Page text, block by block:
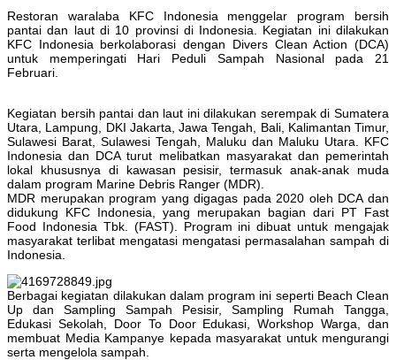
Restoran waralaba KFC Indonesia menggelar program bersih
pantai dan laut di 10 provinsi di Indonesia. Kegiatan ini dilakukan
KFC Indonesia berkolaborasi dengan Divers Clean Action (DCA)
untuk memperingati Hari Peduli Sampah Nasional pada 21
Februari.
Kegiatan bersih pantai dan laut ini dilakukan serempak di Sumatera
Utara, Lampung, DKI Jakarta, Jawa Tengah, Bali, Kalimantan Timur,
Sulawesi Barat, Sulawesi Tengah, Maluku dan Maluku Utara. KFC
Indonesia dan DCA turut melibatkan masyarakat dan pemerintah
lokal khususnya di kawasan pesisir, termasuk anak-anak muda
dalam program Marine Debris Ranger (MDR).
MDR merupakan program yang digagas pada 2020 oleh DCA dan
didukung KFC Indonesia, yang merupakan bagian dari PT Fast
Food Indonesia Tbk. (FAST). Program ini dibuat untuk mengajak
masyarakat terlibat mengatasi mengatasi permasalahan sampah di
Indonesia.
Berbagai kegiatan dilakukan dalam program ini seperti Beach Clean
Up dan Sampling Sampah Pesisir, Sampling Rumah Tangga,
Edukasi Sekolah, Door To Door Edukasi, Workshop Warga, dan
membuat Media Kampanye kepada masyarakat untuk mengurangi
serta mengelola sampah.